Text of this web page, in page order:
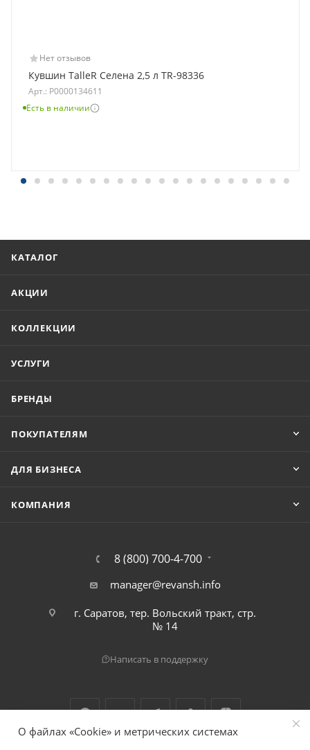
Нет отзывов
Кувшин TalleR Селена 2,5 л TR-98336
Арт.: Р0000134611
Есть в наличии
КАТАЛОГ
АКЦИИ
КОЛЛЕКЦИИ
УСЛУГИ
БРЕНДЫ
ПОКУПАТЕЛЯМ
ДЛЯ БИЗНЕСА
КОМПАНИЯ
8 (800) 700-4-700
manager@revansh.info
г. Саратов, тер. Вольский тракт, стр.
№ 14
Написать в поддержку
О файлах «Cookie» и метрических системах